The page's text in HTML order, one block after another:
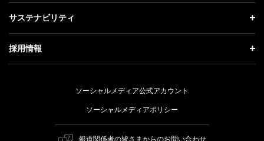
記者説明会
事業紹介
ガバナンス
成長戦略「Activate AI for Society」
人材戦略
投資家情報 トップ
経営方針
個人投資家の皆さまへ
株式と社債について
サステナビリティ
サステナビリティ トップ
トップメッセージ
ESG方針・体制
採用情報
ソーシャルメディア公式アカウント
ソーシャルメディアポリシー
報道関係者の皆さまからのお問い合わせ